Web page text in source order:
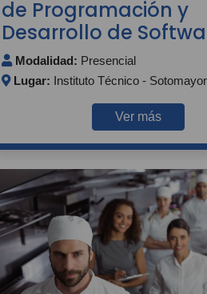
de Programación y
Desarrollo de
Modalidad: Presencial
Lugar: Instituto Técnico - Sotomayor
Ver más